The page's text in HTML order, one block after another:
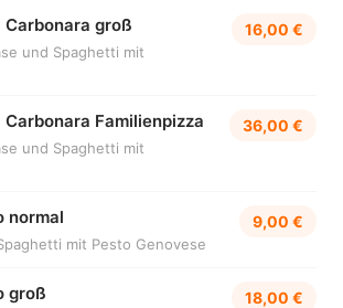
groß
und Spaghetti mit
16,00 €
Familienpizza
und Spaghetti mit
36,00 €
normal
mit Pesto Genovese
9,00 €
groß 18,00 €